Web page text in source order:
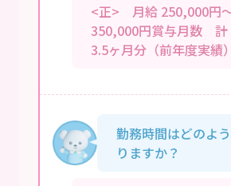
<正> 月給 250,000円
350,000円賞与月数 計
3.5ヶ月分（前年度実績）
勤務時間はどのよ
りますか？